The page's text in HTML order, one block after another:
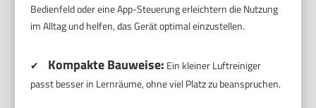
Bedienfeld oder eine App-Steuerung erleichtern die Nutzung
im Alltag und helfen, das Gerät optimal einzustellen.
✔ Kompakte Bauweise: Ein kleiner Luftreiniger
passt besser in Lernräume, ohne viel Platz zu beanspruchen.